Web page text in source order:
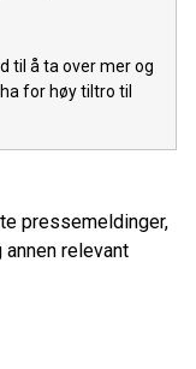
til å ta over mer og
for høy tiltro til
pressemeldinger,
relevant